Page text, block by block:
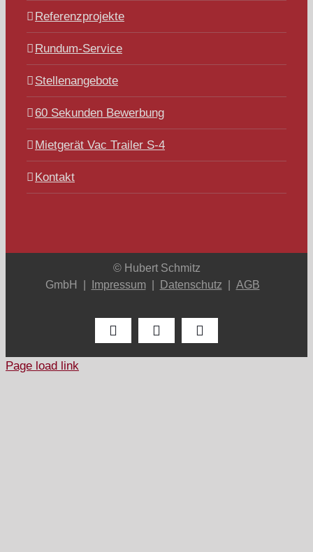
Referenzprojekte
Rundum-Service
Stellenangebote
60 Sekunden Bewerbung
Mietgerät Vac Trailer S-4
Kontakt
© Hubert Schmitz
GmbH |
Impressum| Datenschutz AGB
FacebookInstagramLinkedIn
Page load link